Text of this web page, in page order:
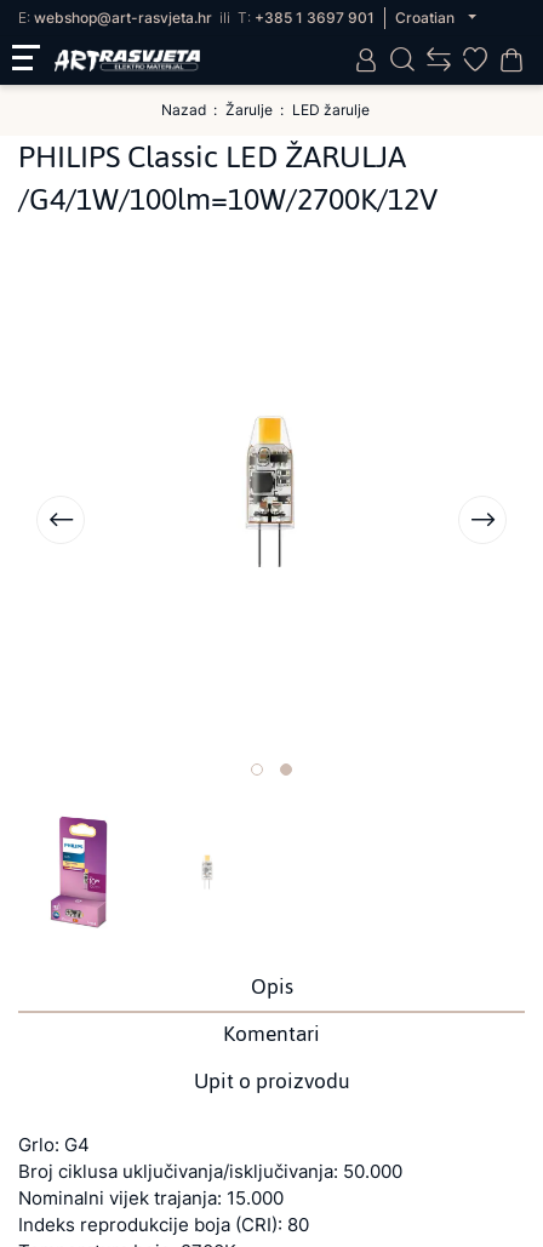
E: webshop@art-rasvjeta.hr ili T: +385 1 3697 901 Croatian
Nazad Žarulje LED žarulje
PHILIPS Classic LED ŽARULJA
/G4/1W/100lm=10W/2700K/12V
Opis
Komentari
Upit o proizvodu
Grlo: G4
Broj ciklusa uključivanja/isključivanja: 50.000
Nominalni vijek trajanja: 15.000
Indeks reprodukcije boja (CRI): 80